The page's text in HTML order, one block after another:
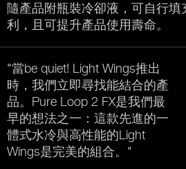
隨產品附瓶裝冷卻液，可自行
利，且可提升產品使用壽命。
"當be quiet! Light Wings推出
時，我們立即尋找能結合的產
品。Pure Loop 2 FX是我們最
早的想法之一：這款先進的一
體式水冷與高性能的Light
Wings是完美的組合。"